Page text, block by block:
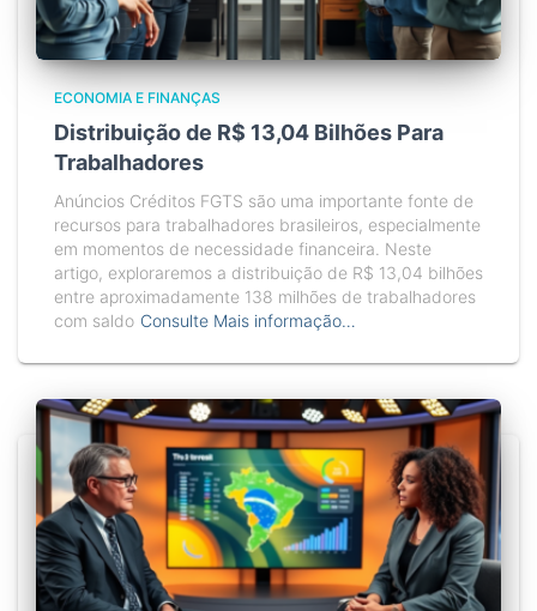
ECONOMIA E FINANÇAS
Distribuição de R$ 13,04 Bilhões Para
Trabalhadores
Anúncios Créditos FGTS são uma importante fonte de
recursos para trabalhadores brasileiros, especialmente
em momentos de necessidade financeira. Neste
artigo, exploraremos a distribuição de R$ 13,04 bilhões
entre aproximadamente 138 milhões de trabalhadores
com saldo Consulte Mais informação…